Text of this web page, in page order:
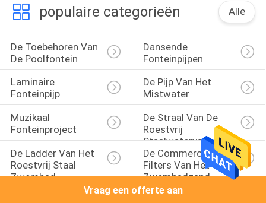
populaire categorieën Alle
De Toebehoren Van
De Poolfontein
Dansende
Fonteinpijpen
Laminaire
Fonteinpijp
De Pijp Van Het
Mistwater
Muzikaal
Fonteinproject
De Straal Van De
Roestvrij
Staalwaterval
De Ladder Van Het
Roestvrij Staal
Zwembad
De Commerciële
Filters Van Het
Zwembadzand
Vraag een offerte aan